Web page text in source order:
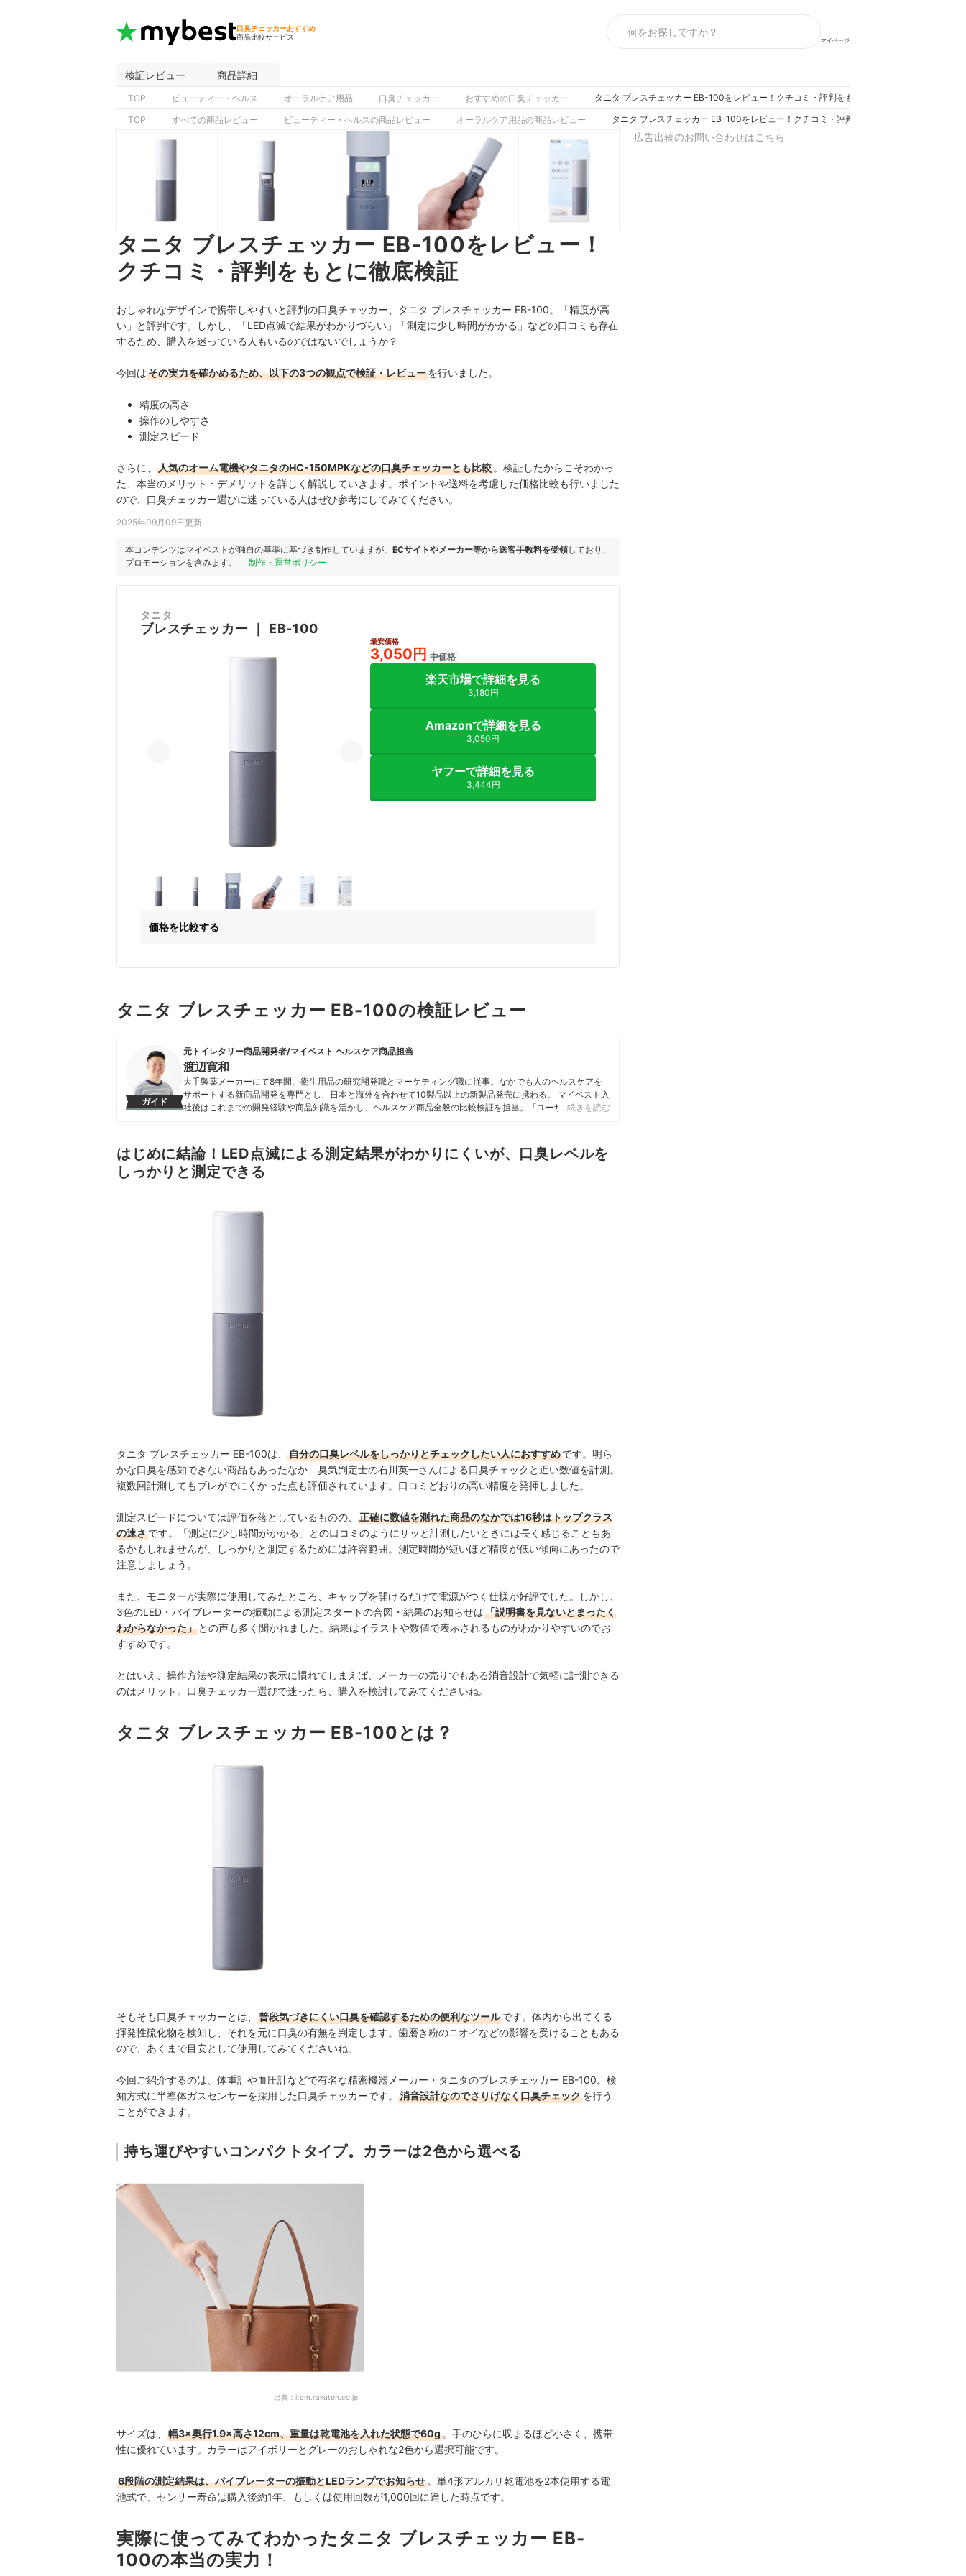
口臭チェッカーおすすめ
商品比較サービス
マイページ
検証レビュー 商品詳細
TOP ビューティー・ヘルス オーラルケア用品 口臭チェッカー おすすめの口臭チェッカー タニタ ブレスチェッカー EB-100をレビュー！クチコミ・評判をもとに徹底検証
TOP すべての商品レビュー ビューティー・ヘルスの商品レビュー オーラルケア用品の商品レビュー タニタ ブレスチェッカー EB-100をレビュー！クチコミ・評判をもとに徹底検証
タニタ ブレスチェッカー EB-100をレビュー！
クチコミ・評判をもとに徹底検証
おしゃれなデザインで携帯しやすいと評判の口臭チェッカー タニタ ブレスチェッカー EB-100。「精度が高
い 」と評判です。しかし、「LED点滅で結果がわかりづらい 」「測定に少し時間がかかる 」などの口コミも存在
するため、購入を迷っている人もいるのではないでしょうか？
今回はその実力を確かめるため、以下の3つの観点で検証・レビューを行いました。
精度の高さ
操作のしやすさ
測定スピード
さらに、 人気のオーム電機やタニタのHC-150MPKなどの口臭チェッカーとも比較 。検証したからこそわかっ
た、本当のメリット・デメリットを詳しく解説していきます。ポイントや送料を考慮した価格比較も行いました
ので、口臭チェッカー選びに迷っている人はぜひ参考にしてみてください。
2025年09月09日更新
本コンテンツはマイベストが独自の基準に基づき制作していますが、 ECサイトやメーカー等から送客手数料を受領しており、
プロモーションを含みます。
制作・運営ポリシー
タニタ
ブレスチェッカー EB-100
最安価格
3,050円 中価格
楽天市場で詳細を見る
3,180円
Amazonで詳細を見る
3,050円
ヤフーで詳細を見る
3,444円
価格を比較する
タニタ ブレスチェッカー EB-100の検証レビュー
ガイド
元トイレタリー商品開発者/マイベスト ヘルスケア商品担当
渡辺寛和
大手製薬メーカーにて8年間、衛生用品の研究開発職とマーケティング職に従事。なかでも人のヘルスケアを
サポートする新商品開発を専門とし、日本と海外を合わせて10製品以上の新製品発売に携わる。 マイベスト入
社後はこれまでの開発経験や商品知識を活かし、ヘルスケア商品全般の比較検証を担当。「ユーザーが知りた
…続きを読む
はじめに結論！LED点滅による測定結果がわかりにくいが、口臭レベルを
しっかりと測定できる
タニタ ブレスチェッカー EB-100は、 自分の口臭レベルをしっかりとチェックしたい人におすすめです。明ら
かな口臭を感知できない商品もあったなか、 臭気判定士の石川英一さんによる口臭チェックと近い数値を計測。
複数回計測してもブレがでにくかった点も評価されています。 口コミどおりの高い精度を発揮しました。
測定スピードについては評価を落としているものの、
正確に数値を測れた商品のなかでは16秒はトップクラス
の速さです。「測定に少し時間がかかる」との口コミのようにサッと計測したいときには長く感じることもあ
るかもしれませんが、しっかりと測定するためには許容範囲。測定時間が短いほど精度が低い傾向にあったので
注意しましょう。
また、モニターが実際に使用してみたところ、キャップを開けるだけで電源がつく仕様が好評でした。しかし、
3色のLED・バイブレーターの振動による測定スタートの合図・結果のお知らせは「説明書を見ないとまったく
わからなかった」 との声も多く聞かれました。結果はイラストや数値で表示されるものがわかりやすいのでお
すすめです。
とはいえ、操作方法や測定結果の表示に慣れてしまえば、メーカーの売りでもある消音設計で気軽に計測できる
のはメリット。口臭チェッカー選びで迷ったら、購入を検討してみてくださいね。
タニタ ブレスチェッカー EB-100とは？
そもそも口臭チェッカーとは、 普段気づきにくい口臭を確認するための便利なツールです。体内から出てくる
揮発性硫化物を検知し、それを元に口臭の有無を判定します。歯磨き粉のニオイなどの影響を受けることもある
ので、あくまで目安として使用してみてくださいね。
今回ご紹介するのは、体重計や血圧計などで有名な精密機器メーカー・タニタのブレスチェッカー EB-100。検
知方式に半導体ガスセンサーを採用した口臭チェッカーです。
消音設計なのでさりげなく口臭チェックを行う
ことができます。
持ち運びやすいコンパクトタイプ。カラーは2色から選べる
出典： item.rakuten.co.jp
サイズは、 幅3×奥行1.9×高さ12cm、重量は乾電池を入れた状態で60g 。手のひらに収まるほど小さく、携帯
性に優れています。カラーはアイボリーとグレーのおしゃれな2色から選択可能です。
6段階の測定結果は、バイブレーターの振動とLEDランプでお知らせ 。 単4形アルカリ乾電池を2本使用する電
池式で、センサー寿命は購入後約1年、もしくは使用回数が1,000回に達した時点です。
実際に使ってみてわかったタニタ ブレスチェッカー EB-
100の本当の実力！
広告出稿のお問い合わせはこちら